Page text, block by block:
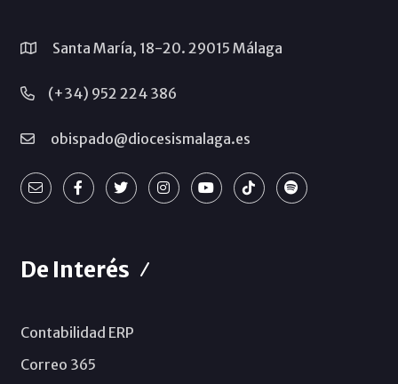
Santa María, 18-20. 29015 Málaga
(+34) 952 224 386
obispado@diocesismalaga.es
De Interés
Contabilidad ERP
Correo 365